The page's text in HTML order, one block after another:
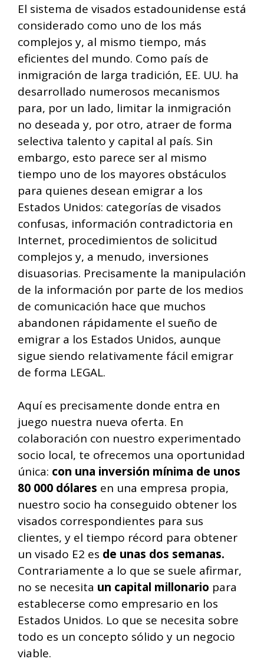
El sistema de visados estadounidense está
considerado como uno de los más
complejos y, al mismo tiempo, más
eficientes del mundo. Como país de
inmigración de larga tradición, EE. UU. ha
desarrollado numerosos mecanismos
para, por un lado, limitar la inmigración
no deseada y, por otro, atraer de forma
selectiva talento y capital al país. Sin
embargo, esto parece ser al mismo
tiempo uno de los mayores obstáculos
para quienes desean emigrar a los
Estados Unidos: categorías de visados
confusas, información contradictoria en
Internet, procedimientos de solicitud
complejos y, a menudo, inversiones
disuasorias. Precisamente la manipulación
de la información por parte de los medios
de comunicación hace que muchos
abandonen rápidamente el sueño de
emigrar a los Estados Unidos, aunque
sigue siendo relativamente fácil emigrar
de forma LEGAL.
Aquí es precisamente donde entra en
juego nuestra nueva oferta. En
colaboración con nuestro experimentado
socio local, te ofrecemos una oportunidad
única: con una inversión mínima de unos
80 000 dólares en una empresa propia,
nuestro socio ha conseguido obtener los
visados correspondientes para sus
clientes, y el tiempo récord para obtener
un visado E2 es de unas dos semanas.
Contrariamente a lo que se suele afirmar,
no se necesita un capital millonario para
establecerse como empresario en los
Estados Unidos. Lo que se necesita sobre
todo es un concepto sólido y un negocio
viable.